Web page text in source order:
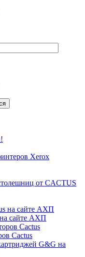
Xerox
от CACTUS
на сайте АХП
Cactus